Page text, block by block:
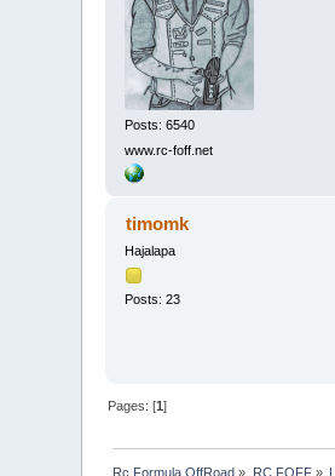
Posts: 6540
www.rc-foff.net
timomk
Hajalapa
Posts: 23
Pages: [1]
Rc Formula OffRoad » RC FOFF»